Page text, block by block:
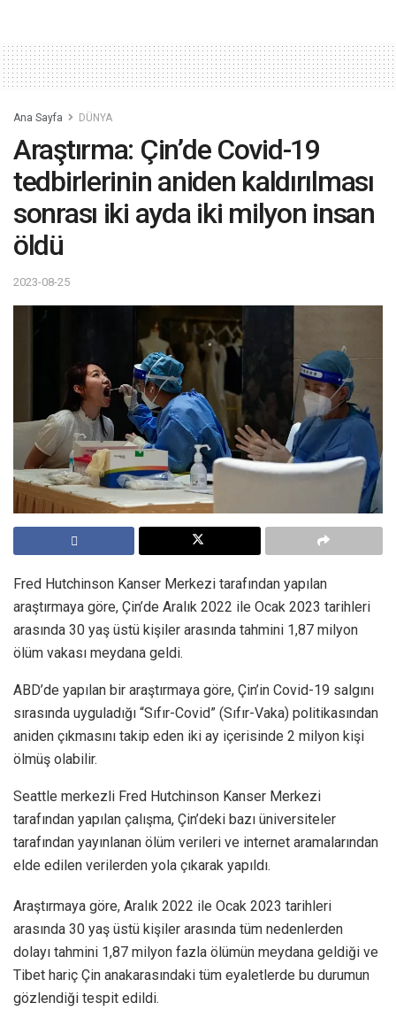
Ana Sayfa DÜNYA
Araştırma: Çin’de Covid-19
tedbirlerinin aniden kaldırılması
sonrası iki ayda iki milyon insan
öldü
2023-08-25
Fred Hutchinson Kanser Merkezi tarafından yapılan
araştırmaya göre, Çin’de Aralık 2022 ile Ocak 2023 tarihleri
arasında 30 yaş üstü kişiler arasında tahmini 1,87 milyon
ölüm vakası meydana geldi.
ABD’de yapılan bir araştırmaya göre, Çin’in Covid-19 salgını
sırasında uyguladığı “Sıfır-Covid” (Sıfır-Vaka) politikasından
aniden çıkmasını takip eden iki ay içerisinde 2 milyon kişi
ölmüş olabilir.
Seattle merkezli Fred Hutchinson Kanser Merkezi
tarafından yapılan çalışma, Çin’deki bazı üniversiteler
tarafından yayınlanan ölüm verileri ve internet aramalarından
elde edilen verilerden yola çıkarak yapıldı.
Araştırmaya göre, Aralık 2022 ile Ocak 2023 tarihleri
arasında 30 yaş üstü kişiler arasında tüm nedenlerden
dolayı tahmini 1,87 milyon fazla ölümün meydana geldiği ve
Tibet hariç Çin anakarasındaki tüm eyaletlerde bu durumun
gözlendiği tespit edildi.